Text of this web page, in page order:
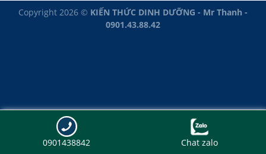
Copyright 2026 © KIẾN THỨC DINH DƯỠNG - Mr Thanh -
0901.43.88.42
0901438842 Chat zalo